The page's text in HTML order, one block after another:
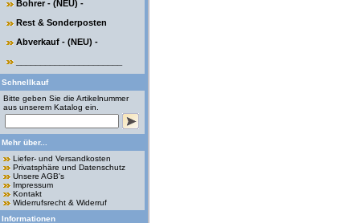
Bohrer - (NEU) -
Rest & Sonderposten
Abverkauf - (NEU) -
Schnellkauf
Bitte geben Sie die Artikelnummer
aus unserem Katalog ein.
Mehr über...
Liefer- und Versandkosten
Privatsphäre und Datenschutz
Unsere AGB's
Impressum
Kontakt
Widerrufsrecht & Widerruf
Informationen